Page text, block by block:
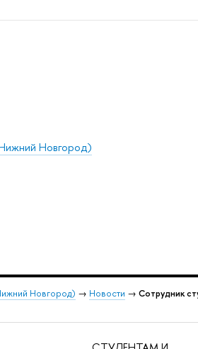
Новгород)
Новгород) → Новости → Сотрудник